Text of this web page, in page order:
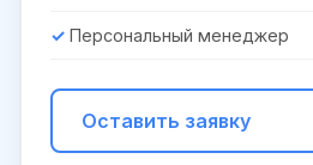
Персональный менеджер
Оставить заявку